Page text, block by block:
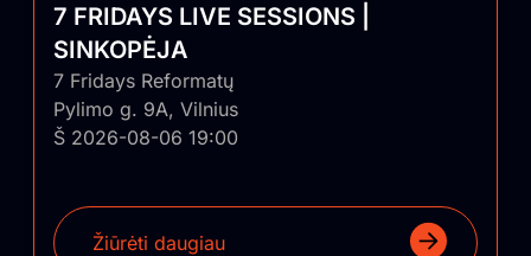
7 FRIDAYS LIVE SESSIONS |
SINKOPĖJA
7 Fridays Reformatų
Pylimo g. 9A, Vilnius
Š 2026-08-06 19:00
Žiūrėti daugiau